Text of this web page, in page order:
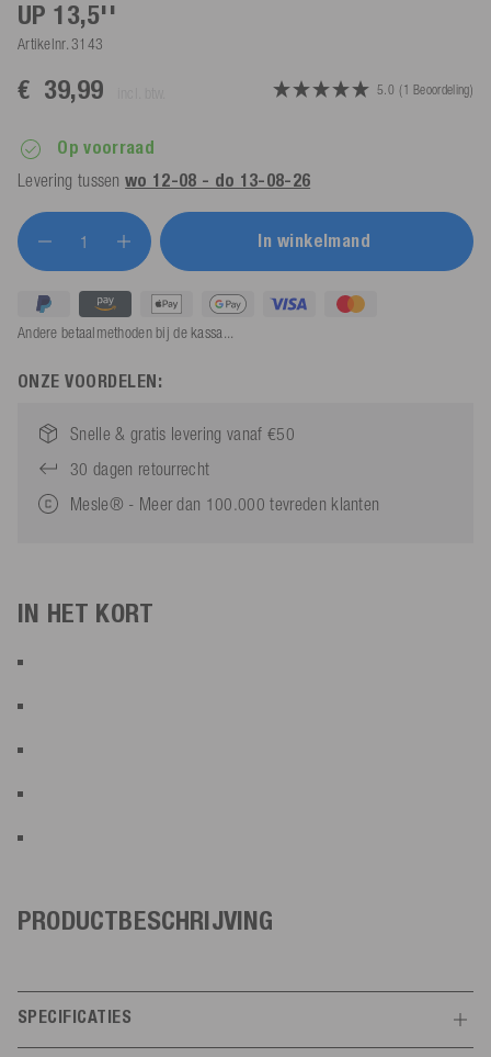
UP 13,5''
Artikelnr. 3143
€ 39,99 5.0 (1 Beoordeling)
Op voorraad
Levering tussenwo 12-08 - do 13-08-26
In winkelmand
Andere betaalmethoden bij de kassa...
ONZE VOORDELEN:
Snelle & gratis levering vanaf €50
30 dagen retourrecht
Mesle® - Meer dan 100.000 tevreden klanten
IN HET KORT
PRODUCTBESCHRIJVING
SPECIFICATIES